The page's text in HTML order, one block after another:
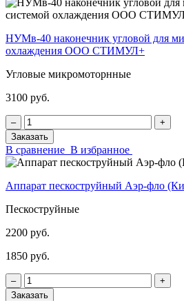
НУМв-40 наконечник угловой для
охлаждения ООО СТИМУЛ+
Угловые микромоторнные
3100 руб.
‒
+
Заказать
В сравнение В избранное
Аппарат пескоструйный Аэр-фло
Пескоструйные
2200 руб.
1850 руб.
‒
+
Заказать